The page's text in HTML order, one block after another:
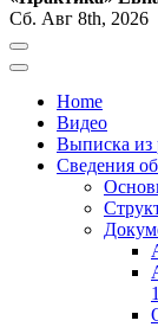
Сб. Авг 8th, 2026
Home
Видео
Выписка из
Сведения